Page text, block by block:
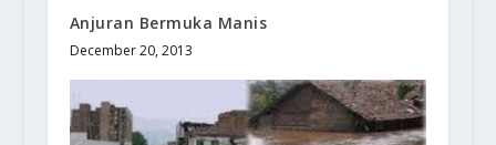
Anjuran Bermuka Manis
December 20, 2013